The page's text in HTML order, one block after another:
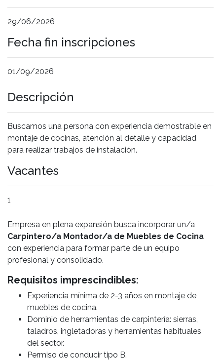
29/06/2026
Fecha fin inscripciones
01/09/2026
Descripción
Buscamos una persona con experiencia demostrable en
montaje de cocinas, atención al detalle y capacidad
para realizar trabajos de instalación.
Vacantes
1
Empresa en plena expansión busca incorporar un/a
Carpintero/a Montador/a de Muebles de Cocina
con experiencia para formar parte de un equipo
profesional y consolidado.
Requisitos imprescindibles:
Experiencia mínima de 2-3 años en montaje de
muebles de cocina.
Dominio de herramientas de carpintería: sierras,
taladros, ingletadoras y herramientas habituales
del sector.
Permiso de conducir tipo B.